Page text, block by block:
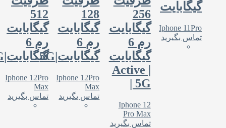
گیگابایت
Iphone 11Pro
تماس بگیرید
256
گیگابایت
رم 6
گیگابایت
| Active
| 5G
Iphone 12
Pro Max
تماس بگیرید
128
گیگابایت
رم 6
گیگابایت|5G
Iphone 12Pro
Max
تماس بگیرید
512
گیگابایت
رم 6
گیگابایت|5G
Iphone 12Pro
Max
تماس بگیرید